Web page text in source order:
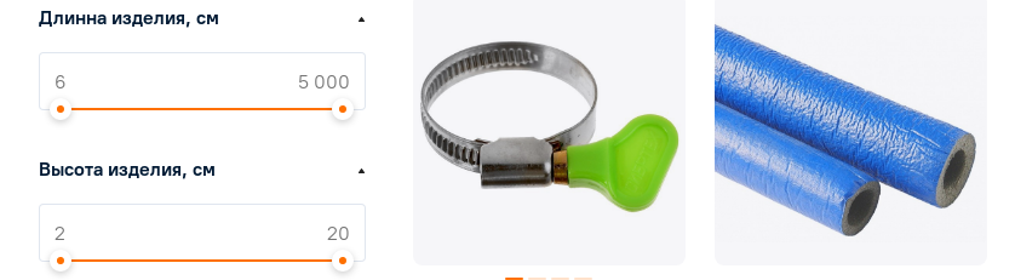
стяжки нейлоновые
уплотнительные материалы
Длинна изделия, см
Высота изделия, см